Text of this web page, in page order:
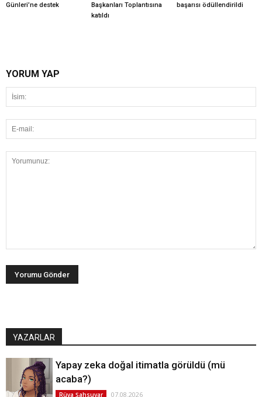
Günleri’ne destek
Başkanları Toplantısına
katıldı
başarısı ödüllendirildi
YORUM YAP
YAZARLAR
Yapay zeka doğal itimatla görüldü (mü
acaba?)
Rüya Şahsuvar 07.08.2026